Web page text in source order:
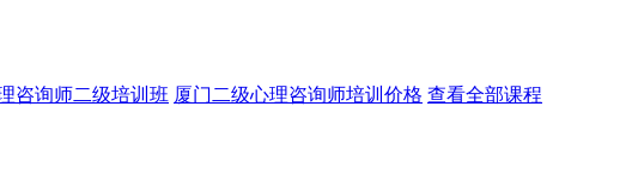
咨询师二级培训班 厦门二级心理咨询师培训价格 查看全部课程